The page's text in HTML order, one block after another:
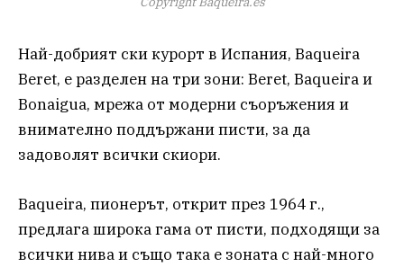
Най-добрият ски курорт в Испания, Baqueira
Beret, е разделен на три зони: Beret, Baqueira и
Bonaigua, мрежа от модерни съоръжения и
внимателно поддържани писти, за да
задоволят всички скиори.
Baqueira, пионерът, открит през 1964 г.,
предлага широка гама от писти, подходящи за
всички нива и също така е зоната с най-много